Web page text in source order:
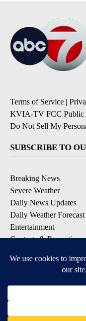
Terms of Service |
KVIA-TV FCC Public
Do Not Sell My
SUBSCRIBE TO
Breaking News
Severe Weather
Daily News Updates
Daily Weather Forecast
Entertainment
Contests & Promotions
DOWNLOAD OUR